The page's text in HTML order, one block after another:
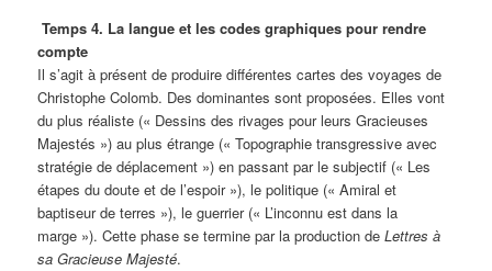
Temps 4. La langue et les codes graphiques pour rendre
compte
Il s’agit à présent de produire différentes cartes des voyages de
Christophe Colomb. Des dominantes sont proposées. Elles vont
du plus réaliste (« Dessins des rivages pour leurs Gracieuses
Majestés ») au plus étrange (« Topographie transgressive avec
stratégie de déplacement ») en passant par le subjectif (« Les
étapes du doute et de l’espoir »), le politique (« Amiral et
baptiseur de terres »), le guerrier (« L’inconnu est dans la
marge »). Cette phase se termine par la production deLettres à
sa Gracieuse Majesté.